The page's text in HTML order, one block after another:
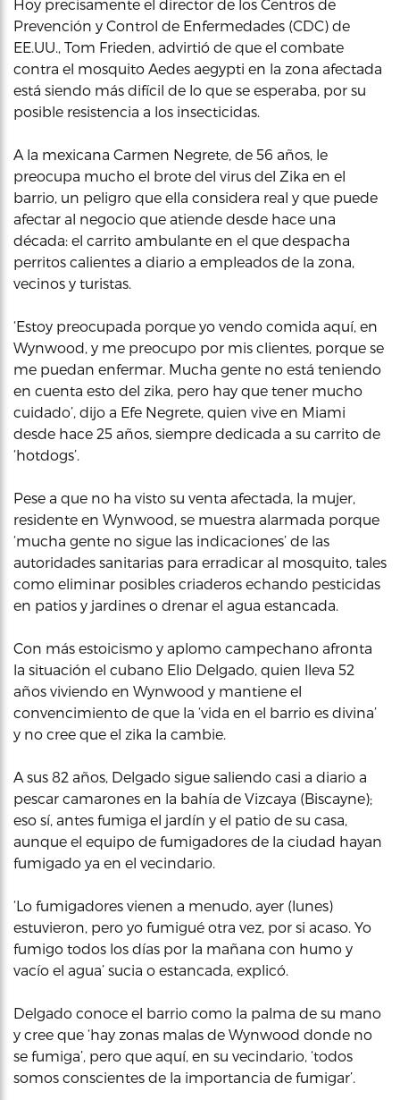
Hoy precisamente el director de los Centros de
Prevención y Control de Enfermedades (CDC) de
EE.UU., Tom Frieden, advirtió de que el combate
contra el mosquito Aedes aegypti en la zona afectada
está siendo más difícil de lo que se esperaba, por su
posible resistencia a los insecticidas.
A la mexicana Carmen Negrete, de 56 años, le
preocupa mucho el brote del virus del Zika en el
barrio, un peligro que ella considera real y que puede
afectar al negocio que atiende desde hace una
década: el carrito ambulante en el que despacha
perritos calientes a diario a empleados de la zona,
vecinos y turistas.
‘Estoy preocupada porque yo vendo comida aquí, en
Wynwood, y me preocupo por mis clientes, porque se
me puedan enfermar. Mucha gente no está teniendo
en cuenta esto del zika, pero hay que tener mucho
cuidado’, dijo a Efe Negrete, quien vive en Miami
desde hace 25 años, siempre dedicada a su carrito de
‘hotdogs’.
Pese a que no ha visto su venta afectada, la mujer,
residente en Wynwood, se muestra alarmada porque
‘mucha gente no sigue las indicaciones’ de las
autoridades sanitarias para erradicar al mosquito, tales
como eliminar posibles criaderos echando pesticidas
en patios y jardines o drenar el agua estancada.
Con más estoicismo y aplomo campechano afronta
la situación el cubano Elio Delgado, quien lleva 52
años viviendo en Wynwood y mantiene el
convencimiento de que la ‘vida en el barrio es divina’
y no cree que el zika la cambie.
A sus 82 años, Delgado sigue saliendo casi a diario a
pescar camarones en la bahía de Vizcaya (Biscayne);
eso sí, antes fumiga el jardín y el patio de su casa,
aunque el equipo de fumigadores de la ciudad hayan
fumigado ya en el vecindario.
‘Lo fumigadores vienen a menudo, ayer (lunes)
estuvieron, pero yo fumigué otra vez, por si acaso. Yo
fumigo todos los días por la mañana con humo y
vacío el agua’ sucia o estancada, explicó.
Delgado conoce el barrio como la palma de su mano
y cree que ‘hay zonas malas de Wynwood donde no
se fumiga’, pero que aquí, en su vecindario, ‘todos
somos conscientes de la importancia de fumigar’.